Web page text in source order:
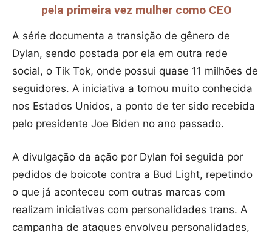
pela primeira vez mulher como CEO
A série documenta a transição de gênero de
Dylan, sendo postada por ela em outra rede
social, o Tik Tok, onde possui quase 11 milhões de
seguidores. A iniciativa a tornou muito conhecida
nos Estados Unidos, a ponto de ter sido recebida
pelo presidente Joe Biden no ano passado.
A divulgação da ação por Dylan foi seguida por
pedidos de boicote contra a Bud Light, repetindo
o que já aconteceu com outras marcas com
realizam iniciativas com personalidades trans. A
campanha de ataques envolveu personalidades,